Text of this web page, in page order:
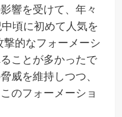
響を受けて、年々
頃に初めて人気を
的なフォーメーシ
ことが多かったで
威を維持しつつ、
のフォーメーショ